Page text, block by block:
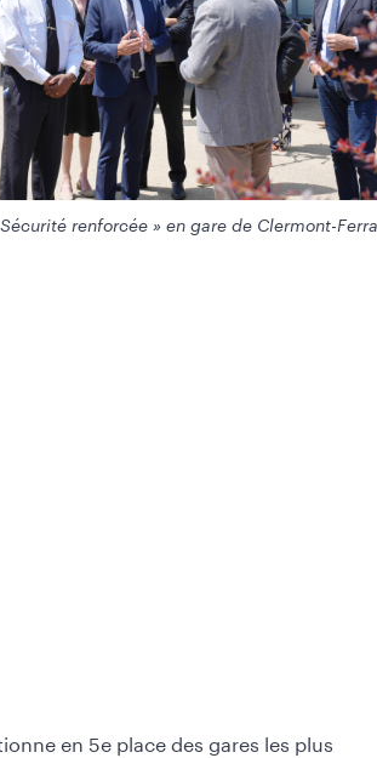
renforcée » en gare de Clermont-
en 5e place des gares les plus